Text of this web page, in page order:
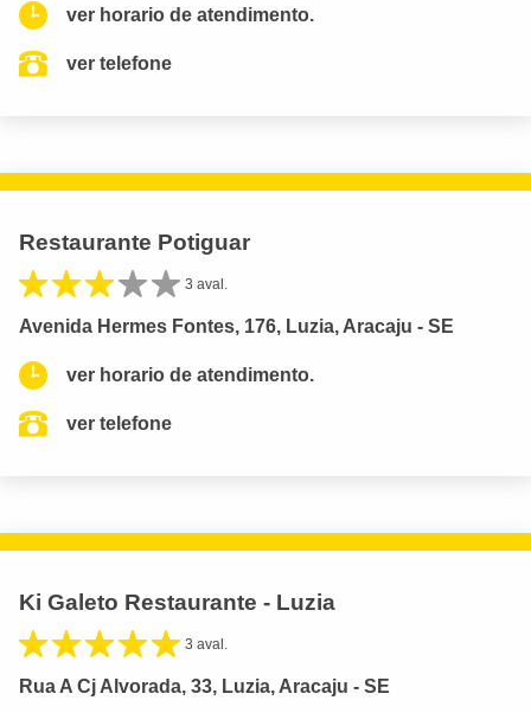
ver horario de atendimento.
ver telefone
Restaurante Potiguar
3 aval.
Avenida Hermes Fontes, 176, Luzia, Aracaju - SE
ver horario de atendimento.
ver telefone
Ki Galeto Restaurante - Luzia
3 aval.
Rua A Cj Alvorada, 33, Luzia, Aracaju - SE